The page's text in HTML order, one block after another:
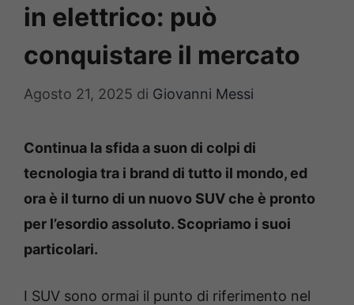
in elettrico: può
conquistare il mercato
Agosto 21, 2025 di Giovanni Messi
Continua la sfida a suon di colpi di
tecnologia tra i brand di tutto il mondo, ed
ora è il turno di un nuovo SUV che è pronto
per l’esordio assoluto. Scopriamo i suoi
particolari.
I SUV sono ormai il punto di riferimento nel